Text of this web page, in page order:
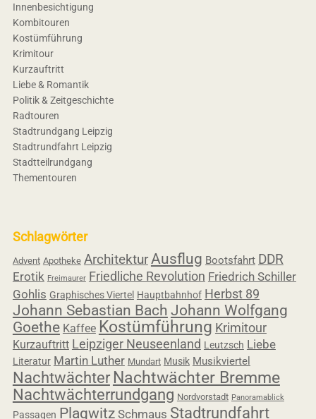
Innenbesichtigung
Kombitouren
Kostümführung
Krimitour
Kurzauftritt
Liebe & Romantik
Politik & Zeitgeschichte
Radtouren
Stadtrundgang Leipzig
Stadtrundfahrt Leipzig
Stadtteilrundgang
Thementouren
Schlagwörter
Advent Apotheke Architektur Ausflug Bootsfahrt DDR
Erotik Freimaurer Friedliche Revolution Friedrich Schiller
Gohlis Graphisches Viertel Hauptbahnhof Herbst 89
Johann Sebastian Bach Johann Wolfgang
Goethe Kaffee Kostümführung Krimitour
Kurzauftritt Leipziger Neuseenland Leutzsch Liebe
Literatur Martin Luther Mundart Musik Musikviertel
Nachtwächter Nachtwächter Bremme
Nachtwächterrundgang Nordvorstadt Panoramablick
Passagen Plagwitz Schmaus Stadtrundfahrt